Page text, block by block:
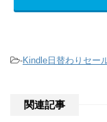
-Kindle日替わりセー
関連記事